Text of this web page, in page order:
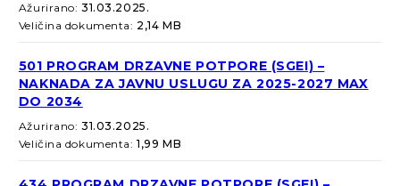
Ažurirano:31.03.2025.
Veličina dokumenta: 2,14 MB
501 PROGRAM DRZAVNE POTPORE (SGEI) –
NAKNADA ZA JAVNU USLUGU ZA 2025-2027 MAX
DO 2034
Ažurirano:31.03.2025.
Veličina dokumenta:1,99 MB